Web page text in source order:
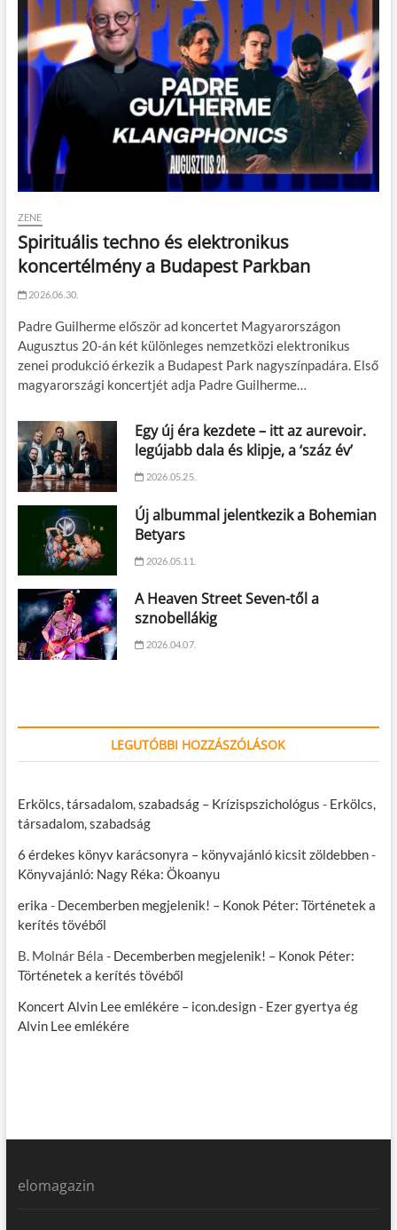
ZENE
Spirituális techno és elektronikus
koncertélmény a Budapest Parkban
2026.06.30.
Padre Guilherme először ad koncertet Magyarországon
Augusztus 20-án két különleges nemzetközi elektronikus
zenei produkció érkezik a Budapest Park nagyszínpadára. Első
magyarországi koncertjét adja Padre Guilherme…
Egy új éra kezdete – itt az aurevoir.
legújabb dala és klipje, a ‘száz év’
2026.05.25.
Új albummal jelentkezik a Bohemian
Betyars
2026.05.11.
A Heaven Street Seven-től a
sznobellákig
2026.04.07.
LEGUTÓBBI HOZZÁSZÓLÁSOK
Erkölcs, társadalom, szabadság – Krízispszichológus - Erkölcs,
társadalom, szabadság
6 érdekes könyv karácsonyra – könyvajánló kicsit zöldebben-
Könyvajánló: Nagy Réka: Ökoanyu
erika - Decemberben megjelenik! – Konok Péter: Történetek a
kerítés tövéből
B. Molnár Béla - Decemberben megjelenik! – Konok Péter:
Történetek a kerítés tövéből
Koncert Alvin Lee emlékére – icon.design- Ezer gyertya ég
Alvin Lee emlékére
elomagazin